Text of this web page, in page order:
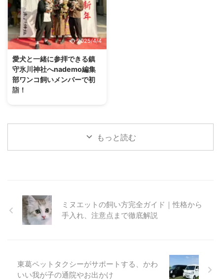
行ったものの入り口は長蛇の列。
多くの来場者に混じってわんこや
ニャンコもたくさん来ていた、大
盛況イベントのレポートをお届け
します。 インターペットとは ペ
ットにまつわるフードやグッズの
展示会・インターペットは、国内
最大のペットイベントです。「人
とペットの豊かな暮らし」をテー
マに毎年、開催されています。
いました。 13回目 ...
寺を目指しつつ、犬猫用品店であ
...
2025/4/4
愛犬と一緒に参拝できる鎮
守氷川神社へnademo編集
部ワンコ飼いメンバーで初
詣！
すが、みんなで行くのは初めての
試みです。 今回、初詣の場所と
ポートします！ 愛犬と一緒に参
拝できる鎮守氷川神社って？
「氷川神社」という名前は、お聞
ほどあり、鎮守氷川神社 ...
もっと読む
ミヌエットの飼い方完全ガイド｜性格から
手入れ、注意点まで徹底解説
東葛ペットタクシーがサポートする、かわ
いい我が子の通院やお出かけ